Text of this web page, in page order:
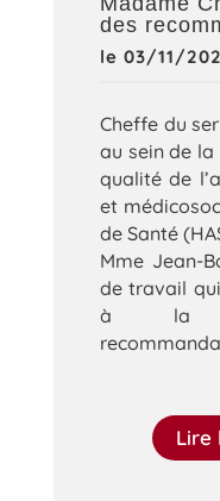
des
le 03/11/
Cheffe du
au sein de la
qualité de
et
de Santé
Mme Jean-
de travail
à la
Lire